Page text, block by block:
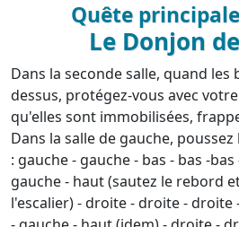
Quête
Le Donjon
Dans la seconde salle, quand
dessus, protégez-vous avec
qu'elles sont immobilisées,
Dans la salle de gauche,
: gauche - gauche - bas - bas -
gauche - haut (sautez le rebord
l'escalier) - droite - droite - droite